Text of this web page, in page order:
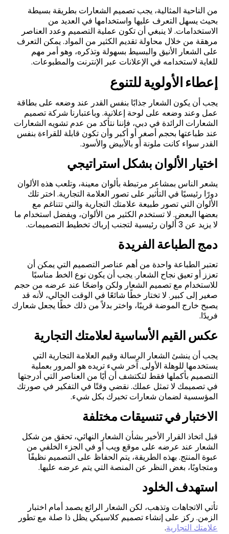
من الناحية المثالية، يجب تصميم الشعارات بطريقة بسيطة
بحيث يسهل التعرف عليها واستخدامها في العديد من
الاستخدامات. لا ينبغي أن تكون عملية التصميم وعدد العناصر
مرهقة من خلال محاولة تقديم الكثير من المواد. يمكن التعرف
على الشعار الأنيق والبسيط بسهولة وتذكره، وهو أمر مهم
للغاية لاستخدامه في الإعلانات عبر الإنترنت والمطبوعات.
إعطاء الأولوية للتنوع
يجب أن يكون الشعار جذابًا بنفس القدر عند وضعه على بطاقة
عمل وعند وضعه على لوحة إعلانية. وباعتبارنا شركة تصميم
الشعارات الرائدة في دبي، فإننا نتأكد من عدم تشويه الشعارات
عند طباعتها بحجم أصغر أو أكبر وأن تكون قابلة للقراءة بنفس
القدر سواء كانت ملونة أو بالأبيض والأسود.
اختيار الألوان بشكل استراتيجي
يشعر الناس بمشاعر مرتبطة بألوان معينة، وتلعب هذه الألوان
دورًا رئيسيًا في التأثير على تصور العلامة التجارية. اختر تلك
الألوان التي تصور طبيعة علامتك التجارية والتي تتناغم مع
بعضها البعض. لا تستخدم الكثير من الألوان، ويفضل استخدام ما
لا يزيد عن 3 ألوان رئيسية لتجنب إرباك تخطيط التصميمات.
دمج الطباعة الفريدة
تعتبر الطباعة واحدة من أهم عناصر التصميم التي يمكن أن
تعزز أو تعيق نجاح الشعار. يجب أن يكون نوع الخط مناسبًا
للاستخدام مع تصميم الشعار ولكن واضحًا عند عرضه من حجم
صغير إلى كبير. لا تختار خطًا شائعًا في الوقت الحالي، لأنه قد
يصبح خارج الموضة قريبًا، واختر بدلاً من ذلك خطًا يجعل شعارك
فريدًا.
عكس القيم الأساسية لعلامتك التجارية
يجب أن ينشئ الشعار الرسالة وقيم العلامة التجارية التي
يستخدمها للوهلة الأولى. آخر شيء تريده هو المرور بعملية
التصميم بأكملها فقط لتكتشف أن أيًا من العناصر التي أدرجتها
في تصميمك لا تمثل عملك. نقضي وقتًا في التفكير في صورتك
المؤسسية لضمان شعارات تخبرك بكل شيء.
الاختبار في تنسيقات مختلفة
قبل اتخاذ القرار الأخير بشأن الشعار النهائي، تحقق من شكل
الشعار عند عرضه على موقع ويب أو في الجزء الخلفي من
عبوة المنتج. بهذه الطريقة، يتم الحفاظ على التصميم نظيفًا
ومتجاوبًا، بغض النظر عن المنصة التي يتم عرضه عليها.
استهدف الخلود
تأتي الاتجاهات وتذهب، لكن الشعار الرائع يصمد أمام اختبار
الزمن. ركز على إنشاء تصميم كلاسيكي يظل ذا صلة مع تطور
علامتك التجارية.